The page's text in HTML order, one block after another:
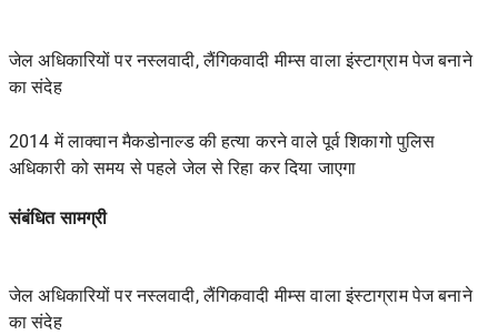
जेल अधिकारियों पर नस्लवादी, लैंगिकवादी मीम्स वाला इंस्टाग्राम पेज बनाने
का संदेह
2014 में लाक्वान मैकडोनाल्ड की हत्या करने वाले पूर्व शिकागो पुलिस
अधिकारी को समय से पहले जेल से रिहा कर दिया जाएगा
संबंधित सामग्री
जेल अधिकारियों पर नस्लवादी, लैंगिकवादी मीम्स वाला इंस्टाग्राम पेज बनाने
का संदेह